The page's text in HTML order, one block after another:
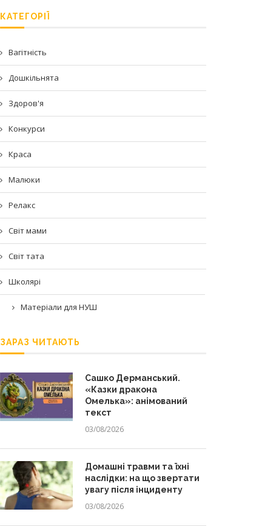
КАТЕГОРІЇ
Вагітність
Дошкільнята
Здоров'я
Конкурси
Краса
Малюки
Релакс
Світ мами
Світ тата
Школярі
Матеріали для НУШ
ЗАРАЗ ЧИТАЮТЬ
Сашко Дерманський.
«Казки дракона
Омелька»: анімований
текст
03/08/2026
Домашні травми та їхні
наслідки: на що звертати
увагу після інциденту
03/08/2026